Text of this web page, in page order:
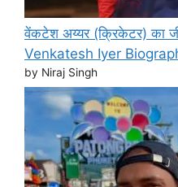
वेंकटेश अय्यर (क्रिकेटर) का
Venkatesh Iyer
by Niraj Singh